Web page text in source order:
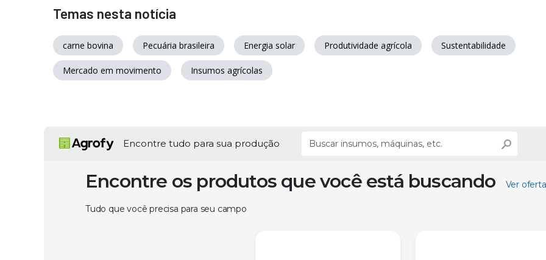
Temas nesta notícia
carne bovina Pecuária brasileira Energia solar Produtividade agrícola Sustentabilidade
Mercado em movimento Insumos agrícolas
Encontre tudo para sua produção
Encontre os produtos que você está buscando Ver
Tudo que você precisa para seu campo